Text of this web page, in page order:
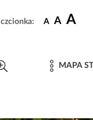
czcionka: A A A
MAPA